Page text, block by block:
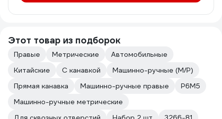
Этот товар из подборок
Правые Метрические
Автомобильные
Китайские
С канавкой
Машинно-ручные (М/Р)
Прямая канавка
Машинно-ручные правые
Р6М5
Машинно-ручные метрические